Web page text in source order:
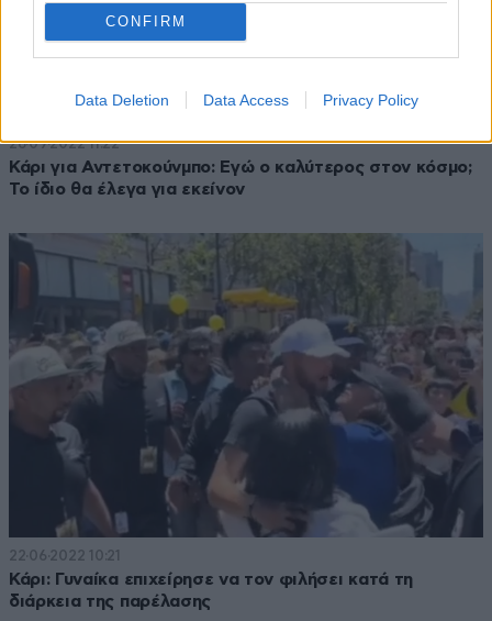
CONFIRM
Data Deletion Data Access Privacy Policy
26·09·2022 11:22
Κάρι για Αντετοκούνμπο: Εγώ ο καλύτερος στον κόσμο;
Το ίδιο θα έλεγα για εκείνον
22·06·2022 10:21
Κάρι: Γυναίκα επιχείρησε να τον φιλήσει κατά τη
διάρκεια της παρέλασης